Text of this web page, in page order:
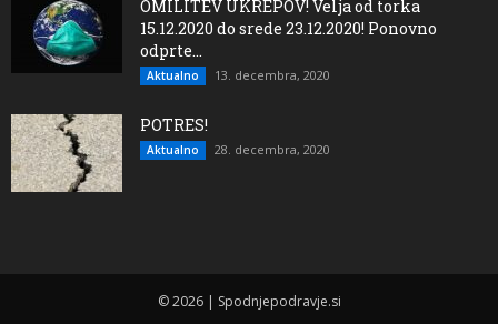
OMILITEV UKREPOV! Velja od torka
15.12.2020 do srede 23.12.2020! Ponovno
odprte...
Aktualno 13. decembra, 2020
POTRES!
Aktualno 28. decembra, 2020
© 2026 | Spodnjepodravje.si